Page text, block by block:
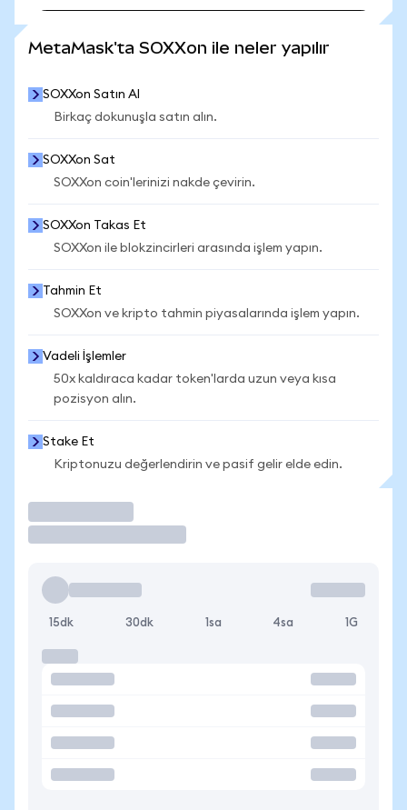
MetaMask'ta SOXXon ile neler yapılır
SOXXon Satın Al
Birkaç dokunuşla satın alın.
SOXXon Sat
SOXXon coin'lerinizi nakde çevirin.
SOXXon Takas Et
SOXXon ile blokzincirleri arasında işlem yapın.
Tahmin Et
SOXXon ve kripto tahmin piyasalarında işlem yapın.
Vadeli İşlemler
50x kaldıraca kadar token'larda uzun veya kısa
pozisyon alın.
Stake Et
Kriptonuzu değerlendirin ve pasif gelir elde edin.
15dk 30dk 1sa 4sa 1G